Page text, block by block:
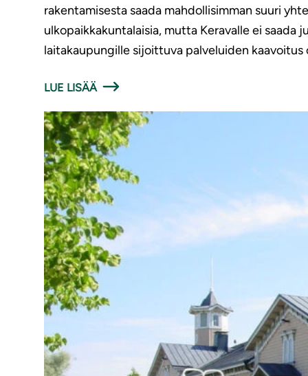
rakentamisesta saada mahdollisimman suuri
ulkopaikkakuntalaisia, mutta Keravalle ei saada
laitakaupungille sijoittuva palveluiden
LUE LISÄÄ